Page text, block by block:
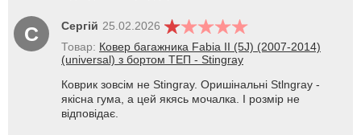
С Сергій 25.02.2026
Товар: Ковер багажника Fabia II (5J) (2007-2014)
(universal) з бортом ТЕП - Stingray
Коврик зовсім не Stingray. Оришінальні Stlngray -
якісна гума, а цей якясь мочалка. І розмір не
відповідає.